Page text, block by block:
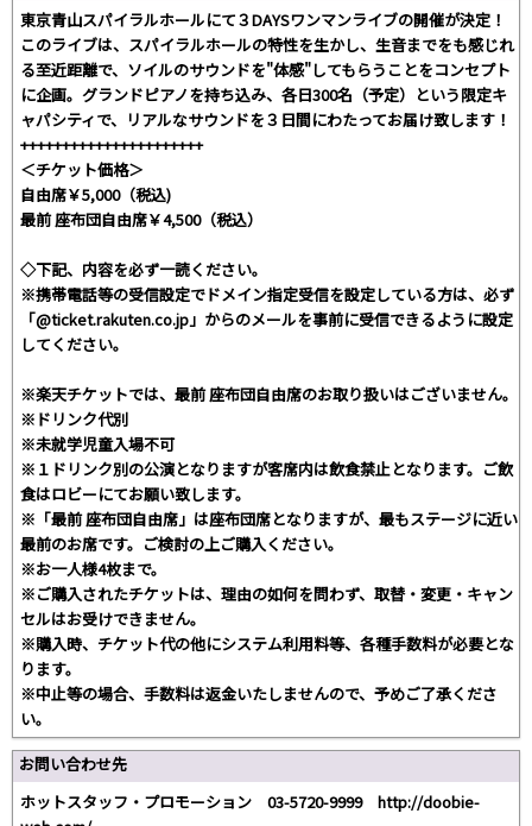
東京青山スパイラルホールにて３DAYSワンマンライブの開催が決定！
このライブは、スパイラルホールの特性を生かし、生音までをも感じれ
る至近距離で、ソイルのサウンドを"体感"してもらうことをコンセプト
に企画。グランドピアノを持ち込み、各日300名（予定）という限定キ
ャパシティで、リアルなサウンドを３日間にわたってお届け致します！
++++++++++++++++++++++
＜チケット価格＞
自由席￥5,000（税込)
最前 座布団自由席￥4,500（税込）
◇下記、内容を必ず一読ください。
※携帯電話等の受信設定でドメイン指定受信を設定している方は、必ず
「@ticket.rakuten.co.jp」からのメールを事前に受信できるように設定
してください。
※楽天チケットでは、最前 座布団自由席のお取り扱いはございません。
※ドリンク代別
※未就学児童入場不可
※１ドリンク別の公演となりますが客席内は飲食禁止となります。ご飲
食はロビーにてお願い致します。
※「最前 座布団自由席」は座布団席となりますが、最もステージに近い
最前のお席です。ご検討の上ご購入ください。
※お一人様4枚まで。
※ご購入されたチケットは、理由の如何を問わず、取替・変更・キャン
セルはお受けできません。
※購入時、チケット代の他にシステム利用料等、各種手数料が必要とな
ります。
※中止等の場合、手数料は返金いたしませんので、予めご了承くださ
い。
お問い合わせ先
ホットスタッフ・プロモーション 03-5720-9999 http://doobie-